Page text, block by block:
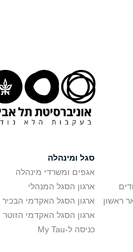
ראשון
סגל ומינהלה
אגפים ומשרדי מינהלה
ארגון הסגל המנהלי
ארגון הסגל האקדמי הבכיר
ארגון הסגל האקדמי הזוטר
כניסה ל-My Tau